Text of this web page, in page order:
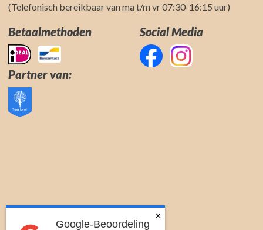
(Telefonisch bereikbaar van ma t/m vr 07:30-16:15 uur)
Betaalmethoden Social Media
Partner van:
Google-Beoordeling
×